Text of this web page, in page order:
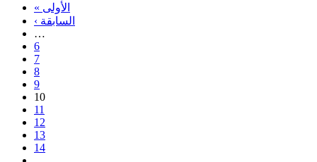
« الأولى
‹ السابقة
…
6
7
8
9
10
11
12
13
14